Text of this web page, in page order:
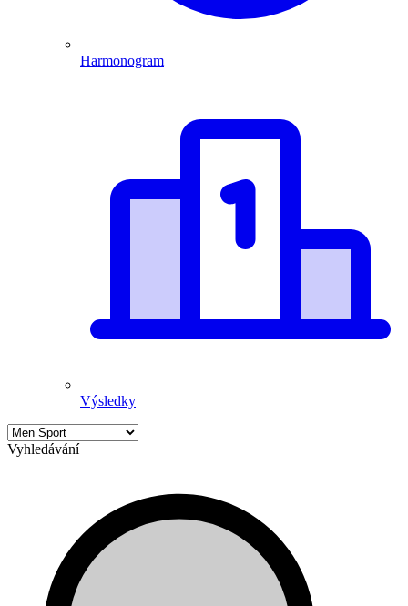
Harmonogram
Výsledky
Vyhledávání